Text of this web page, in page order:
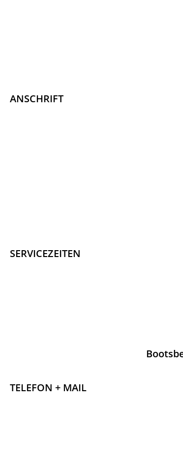
ANSCHRIFT
SERVICEZEITEN
TELEFON + MAIL